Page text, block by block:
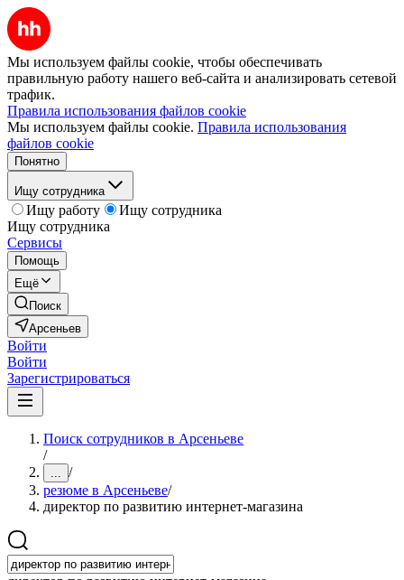
Мы используем файлы cookie, чтобы обеспечивать
правильную работу нашего веб-сайта и анализировать сетевой
трафик.
Правила использования файлов cookie
Мы используем файлы cookie. Правила использования
файлов cookie
Понятно
Ищу сотрудника
Ищу работу
Ищу сотрудника
Ищу сотрудника
Сервисы
Помощь
Ещё
Поиск
Арсеньев
Войти
Войти
Зарегистрироваться
Поиск сотрудников в Арсеньеве
/
... /
резюме в Арсеньеве/
директор по развитию интернет-магазина